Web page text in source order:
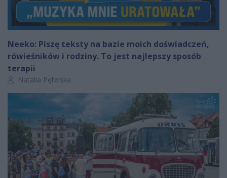
Neeko: Piszę teksty na bazie moich doświadczeń,
rówieśników i rodziny. To jest najlepszy sposób
terapii
Autor artykułu:
Natalia Pętelska